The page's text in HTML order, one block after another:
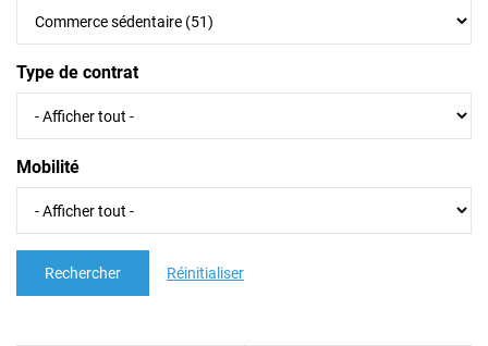
Type de contrat
Mobilité
Rechercher Réinitialiser